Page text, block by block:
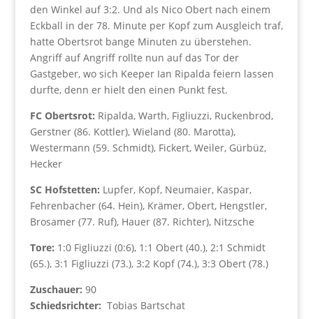
den Winkel auf 3:2. Und als Nico Obert nach einem
Eckball in der 78. Minute per Kopf zum Ausgleich traf,
hatte Obertsrot bange Minuten zu überstehen.
Angriff auf Angriff rollte nun auf das Tor der
Gastgeber, wo sich Keeper Ian Ripalda feiern lassen
durfte, denn er hielt den einen Punkt fest.
FC Obertsrot: Ripalda, Warth, Figliuzzi, Ruckenbrod,
Gerstner (86. Kottler), Wieland (80. Marotta),
Westermann (59. Schmidt), Fickert, Weiler, Gürbüz,
Hecker
SC Hofstetten: Lupfer, Kopf, Neumaier, Kaspar,
Fehrenbacher (64. Hein), Krämer, Obert, Hengstler,
Brosamer (77. Ruf), Hauer (87. Richter), Nitzsche
Tore: 1:0 Figliuzzi (0:6), 1:1 Obert (40.), 2:1 Schmidt
(65.), 3:1 Figliuzzi (73.), 3:2 Kopf (74.), 3:3 Obert (78.)
Zuschauer: 90
Schiedsrichter: Tobias Bartschat